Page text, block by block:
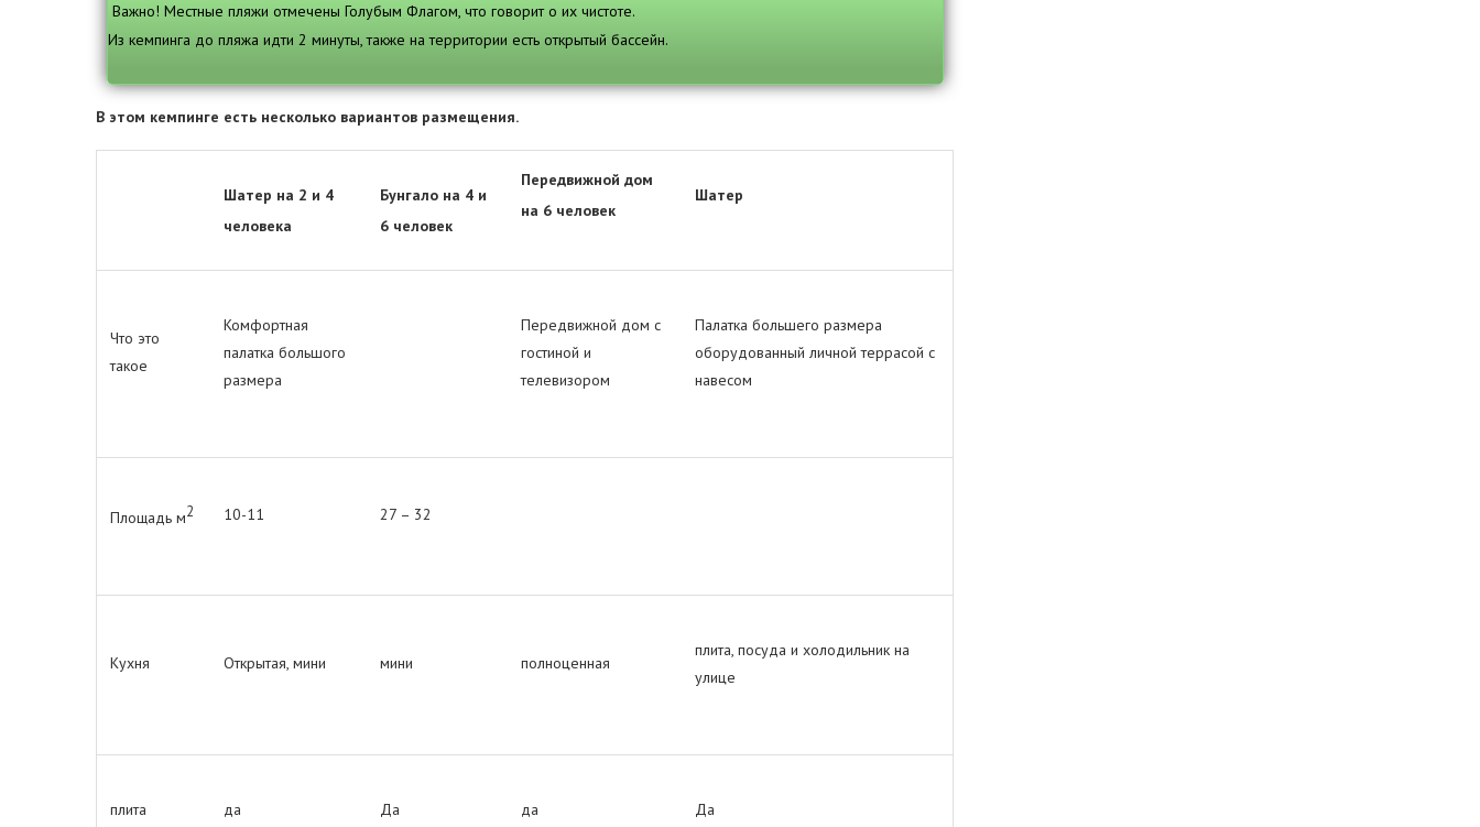
Важно! Местные пляжи отмечены Голубым Флагом, что говорит о их чистоте.
Из кемпинга до пляжа идти 2 минуты, также на территории есть открытый бассейн.
В этом кемпинге есть несколько вариантов размещения.
Шатер на 2 и 4
человека
Бунгало на 4 и
6 человек
Передвижной дом
на 6 человек
Шатер
Что это
такое
Комфортная
палатка большого
размера
Передвижной дом с
гостиной и
телевизором
Палатка большего размера
оборудованный личной террасой с
навесом
Площадь м2 10-11 27 – 32
Кухня Открытая, мини мини полноценная
плита, посуда и холодильник на
улице
плита да Да да Да